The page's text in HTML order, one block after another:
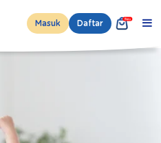
Masuk Daftar